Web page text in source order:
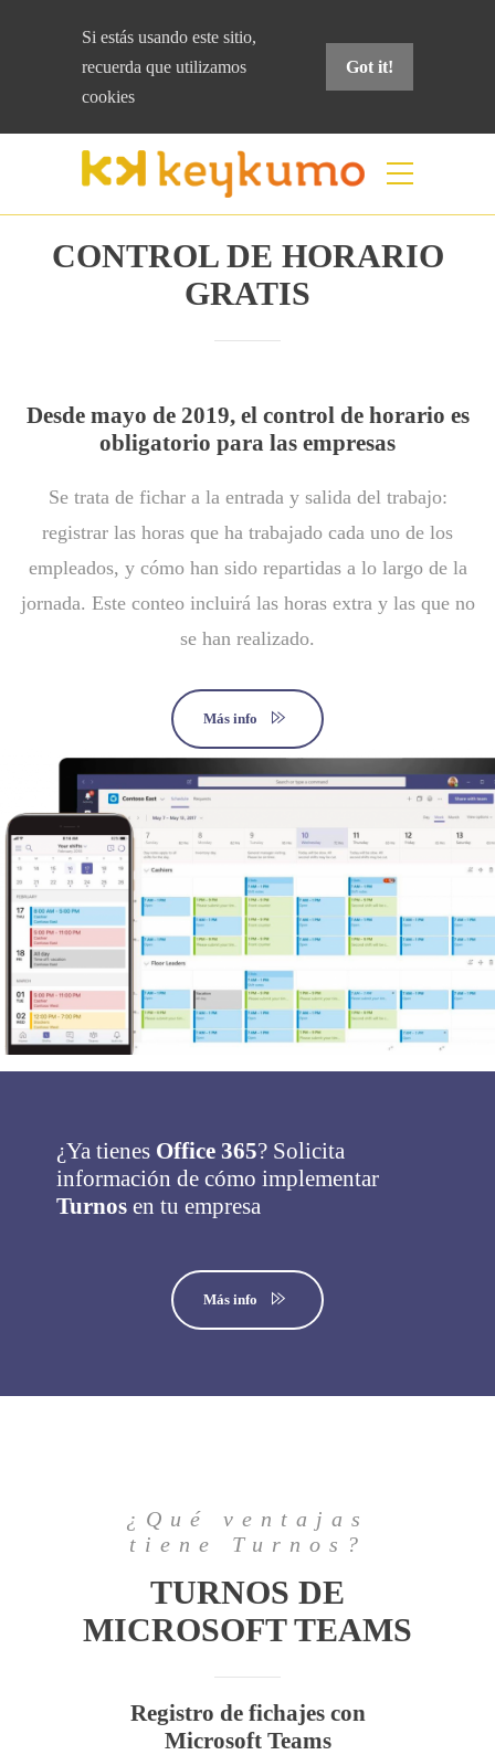
Si estás usando este sitio,
recuerda que utilizamos
cookies
Got it!
¿Tienes Office 365?
CONTROL DE HORARIO
GRATIS
Desde mayo de 2019, el control de horario es
obligatorio para las empresas
Se trata de fichar a la entrada y salida del trabajo:
registrar las horas que ha trabajado cada uno de los
empleados, y cómo han sido repartidas a lo largo de la
jornada. Este conteo incluirá las horas extra y las que no
se han realizado.
Más info
¿Ya tienesOffice 365? Solicita
información de cómo implementar
Turnosen tu empresa
Más info
¿Qué ventajas
tiene Turnos?
TURNOS DE
MICROSOFT TEAMS
Registro de fichajes con
Microsoft Teams